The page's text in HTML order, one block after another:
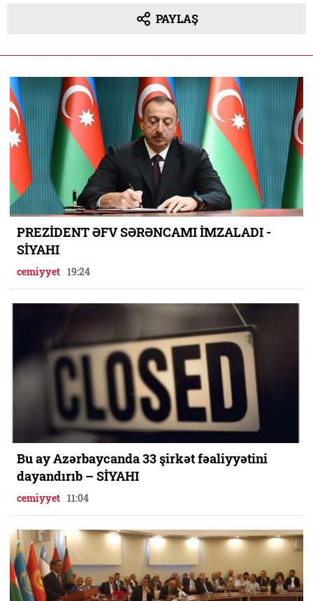
PAYLAŞ
PREZİDENT ƏFV SƏRƏNCAMI İMZALADI -
SİYAHI
cemiyyet 19:24
Bu ay Azərbaycanda 33 şirkət fəaliyyətini
dayandırıb – SİYAHI
cemiyyet 11:04